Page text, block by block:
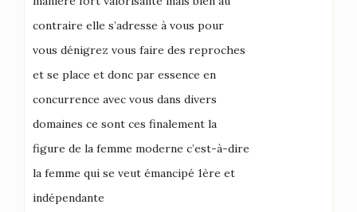
contraire elle s’adresse à vous pour
vous dénigrez vous faire des reproches
et se place et donc par essence en
concurrence avec vous dans divers
domaines ce sont ces finalement la
figure de la femme moderne c’est-à-dire
la femme qui se veut émancipé 1ère et
indépendante